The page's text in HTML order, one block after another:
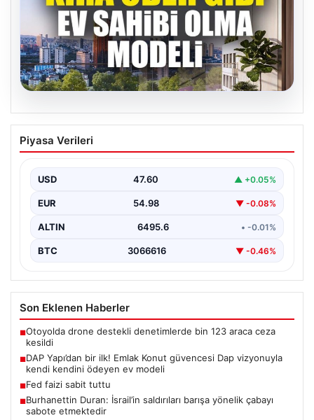
05.08.2026
DAP Yapı’dan bir ilk! Emlak Konut
güvencesi Dap vizyonuyla kendi
Piyasa Verileri
USD 47.60 ▲ +0.05%
EUR 54.98 ▼ -0.08%
ALTIN 6495.6 • -0.01%
BTC 3066616 ▼ -0.46%
Son Eklenen Haberler
■Otoyolda drone destekli denetimlerde bin 123 araca ceza
kesildi
■DAP Yapı’dan bir ilk! Emlak Konut güvencesi Dap vizyonuyla
kendi kendini ödeyen ev modeli
■Fed faizi sabit tuttu
■Burhanettin Duran: İsrail’in saldırıları barışa yönelik çabayı
sabote etmektedir